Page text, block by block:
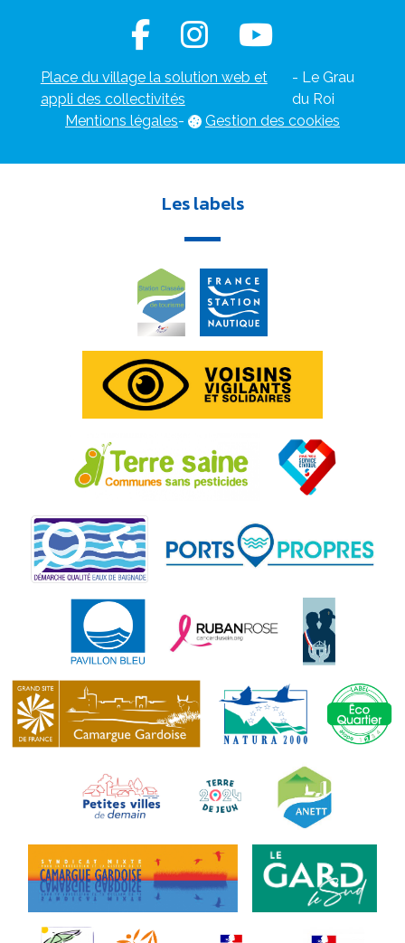
Place du village la solution web et
appli des collectivités
- Le Grau
du Roi
Mentions légales- Gestion des cookies
Les labels